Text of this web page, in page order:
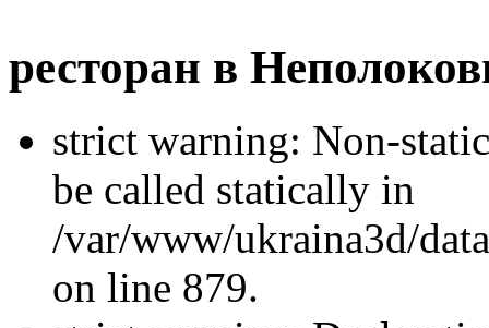
ресторан в
strict warning: Non-
be called statically in
/var/www/ukraina3d/
on line 879.